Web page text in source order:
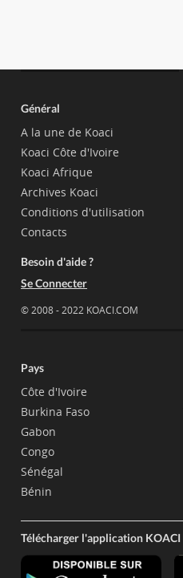
Général
A la une de Koaci
Koaci Côte d'Ivoire
Koaci Afrique
Archives Koaci
Conditions d'utilisation
Contacts
Besoin d'aide ?
Se Connecter
© 2008 - 2022 KOACI.COM
Pays
Côte d'Ivoire
Burkina Faso
Gabon
Congo
Sénégal
Bénin
Télécharger l'application KOACI